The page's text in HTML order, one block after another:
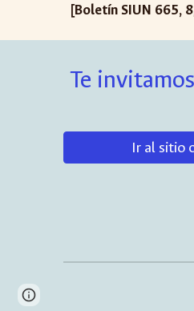
[Boletín SIUN 665,
Te
Ir al sitio